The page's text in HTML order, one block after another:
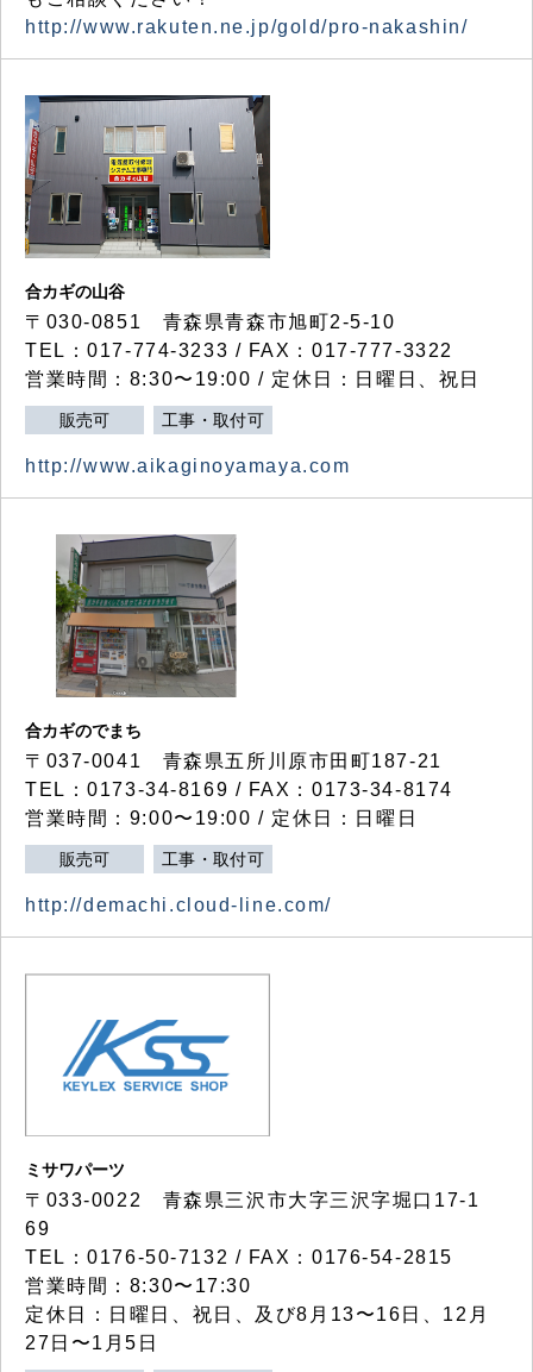
http://www.rakuten.ne.jp/gold/pro-nakashin/
合カギの山谷
〒030-0851 青森県青森市旭町2-5-10
TEL：017-774-3233 / FAX：017-777-3322
営業時間：8:30〜19:00 / 定休日：日曜日、祝日
販売可 工事・取付可
http://www.aikaginoyamaya.com
合カギのでまち
〒037-0041 青森県五所川原市田町187-21
TEL：0173-34-8169 / FAX：0173-34-8174
営業時間：9:00〜19:00 / 定休日：日曜日
販売可 工事・取付可
http://demachi.cloud-line.com/
ミサワパーツ
〒033-0022 青森県三沢市大字三沢字堀口17-1
69
TEL：0176-50-7132 / FAX：0176-54-2815
営業時間：8:30〜17:30
定休日：日曜日、祝日、及び8月13〜16日、12月
27日〜1月5日